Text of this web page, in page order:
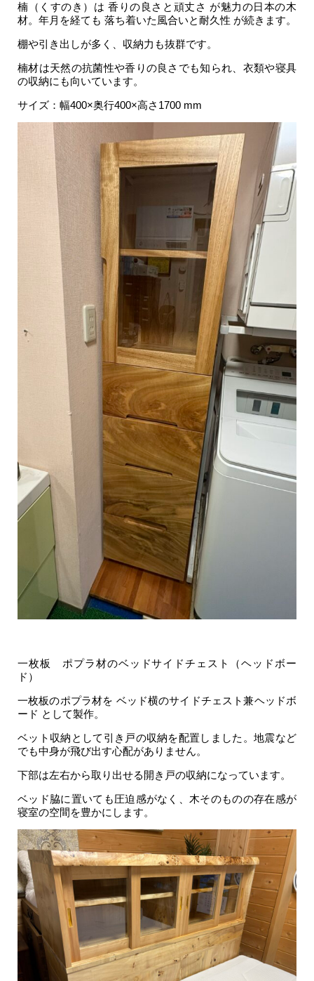
楠（くすのき）は 香りの良さと頑丈さ が魅力の日本の木
材。年月を経ても 落ち着いた風合いと耐久性 が続きます。
棚や引き出しが多く、収納力も抜群です。
楠材は天然の抗菌性や香りの良さでも知られ、衣類や寝具
の収納にも向いています。
サイズ：幅400×奥行400×高さ1700 mm
一枚板 ポプラ材のベッドサイドチェスト（ヘッドボー
ド）
一枚板のポプラ材を ベッド横のサイドチェスト兼ヘッドボ
ード として製作。
ベット収納として引き戸の収納を配置しました。地震など
でも中身が飛び出す心配がありません。
下部は左右から取り出せる開き戸の収納になっています。
ベッド脇に置いても圧迫感がなく、木そのものの存在感が
寝室の空間を豊かにします。